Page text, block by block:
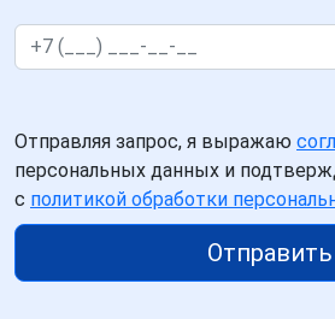
Отправляя запрос, я выражаю
персональных данных и
с политикой обработки
Отправить